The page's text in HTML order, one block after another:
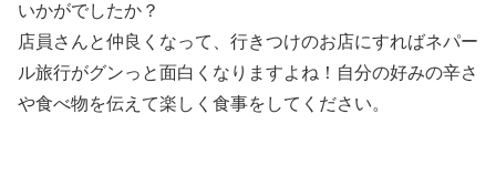
いかがでしたか？
店員さんと仲良くなって、行きつけのお店にすればネパー
ル旅行がグンっと面白くなりますよね！自分の好みの辛さ
や食べ物を伝えて楽しく食事をしてください。